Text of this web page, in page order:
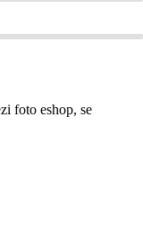
foto eshop, se